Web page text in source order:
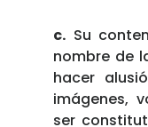
c. Su
nombre de
hacer
imágenes,
ser